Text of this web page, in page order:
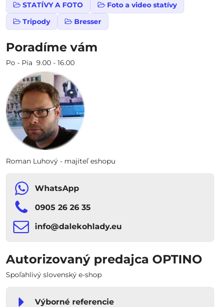
STATÍVY A FOTO
Foto a video statívy
Tripody
Bresser
Poradíme vám
Po - Pia 9.00 - 16.00
Roman Luhový - majiteľ eshopu
WhatsApp
0905 26 26 35
info​​@dalekohlady​​.eu
Autorizovaný predajca OPTINO
Spoľahlivý slovenský e-shop
Výborné referencie